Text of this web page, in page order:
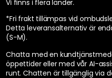
Vi finns i flera länder.
*Fri frakt tillämpas vid
Detta leveransalternativ är
(S-M).
Chatta med en
öppettider eller med vår AI-
runt. Chatten är tillgänglig via